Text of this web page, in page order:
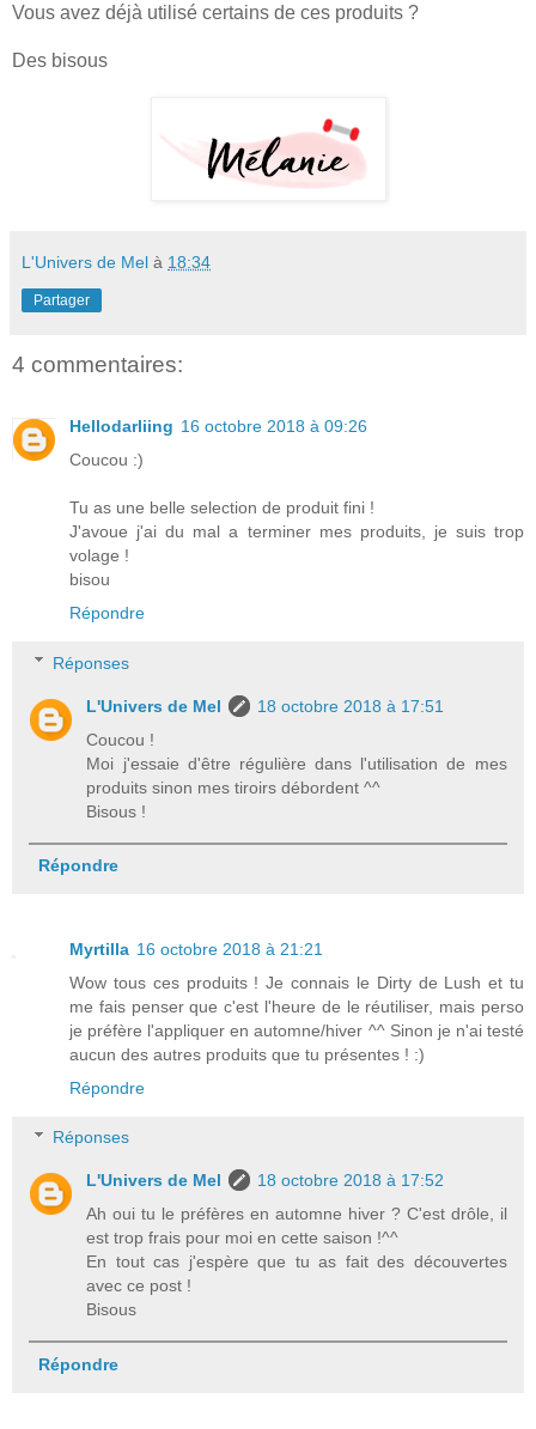
Vous avez déjà utilisé certains de ces produits ?
Des bisous
L'Univers de Mel à 18:34
Partager
4 commentaires:
Hellodarliing 16 octobre 2018 à 09:26
Coucou :)
Tu as une belle selection de produit fini !
J'avoue j'ai du mal a terminer mes produits, je suis trop
volage !
bisou
Répondre
Réponses
L'Univers de Mel
18 octobre 2018 à 17:51
Coucou !
Moi j'essaie d'être régulière dans l'utilisation de mes
produits sinon mes tiroirs débordent ^^
Bisous !
Répondre
Myrtilla 16 octobre 2018 à 21:21
Wow tous ces produits ! Je connais le Dirty de Lush et tu
me fais penser que c'est l'heure de le réutiliser, mais perso
je préfère l'appliquer en automne/hiver ^^ Sinon je n'ai testé
aucun des autres produits que tu présentes ! :)
Répondre
Réponses
L'Univers de Mel
18 octobre 2018 à 17:52
Ah oui tu le préfères en automne hiver ? C'est drôle, il
est trop frais pour moi en cette saison !^^
En tout cas j'espère que tu as fait des découvertes
avec ce post !
Bisous
Répondre